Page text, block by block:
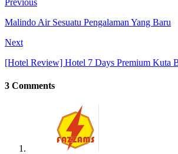
Previous
Malindo Air Sesuatu Pengalaman Yang Baru
Next
[Hotel Review] Hotel 7 Days Premium Kuta
3 Comments